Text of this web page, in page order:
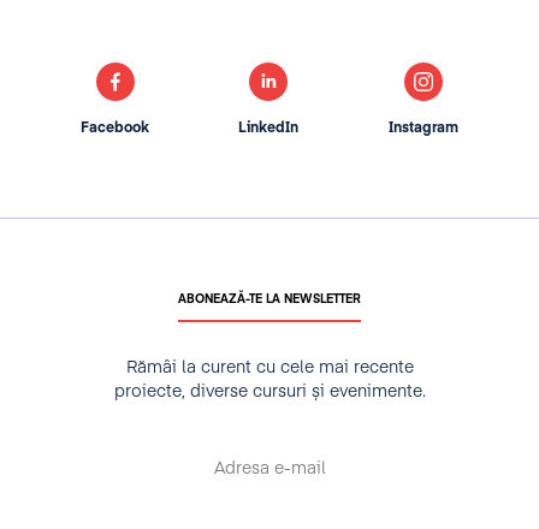
ABONEAZĂ-TE LA NEWSLETTER
Rămâi la curent cu cele mai recente
proiecte, diverse cursuri și evenimente.
Facebook LinkedIn Instagram